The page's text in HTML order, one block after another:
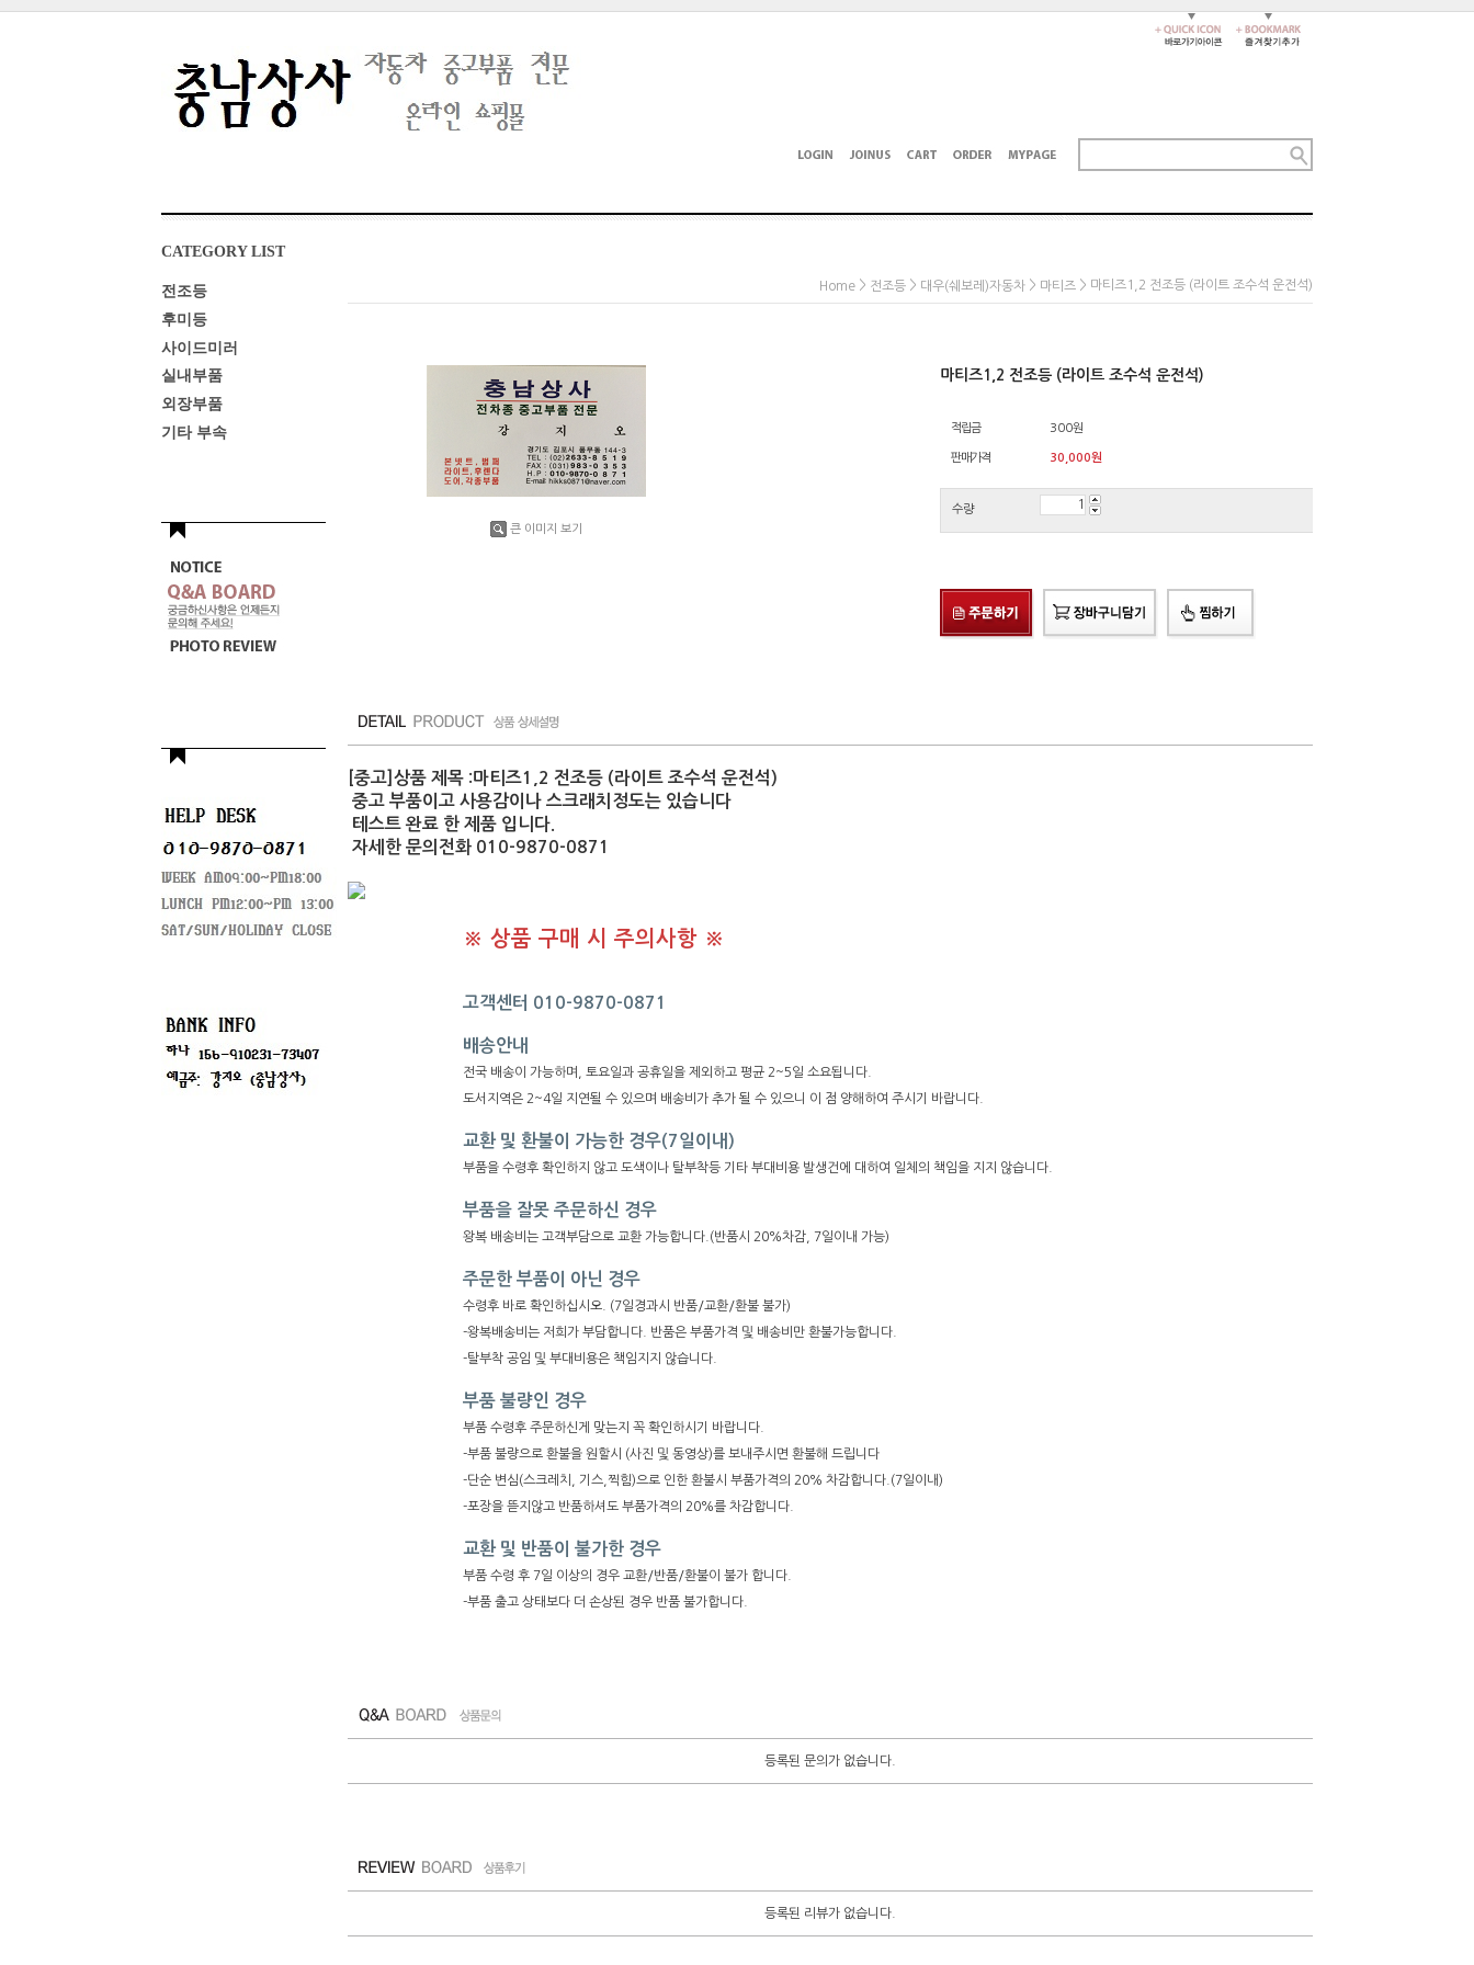
CATEGORY LIST
전조등
후미등
사이드미러
실내부품
외장부품
기타 부속
Home > 전조등 > 대우(쉐보레)자동차 > 마티즈 > 마티즈1,2 전조등 (라이트 조수석 운전석)
큰 이미지 보기
마티즈1,2 전조등 (라이트 조수석 운전석)
적립금 300원
판매가격 30,000원
수량
[중고]상품 제목 :마티즈1,2 전조등 (라이트 조수석 운전석)
중고 부품이고 사용감이나 스크래치정도는 있습니다
테스트 완료 한 제품 입니다.
자세한 문의전화 010-9870-0871
※ 상품 구매 시 주의사항 ※
고객센터 010-9870-0871
배송안내
전국 배송이 가능하며, 토요일과 공휴일을 제외하고 평균 2~5일 소요됩니다.
도서지역은 2~4일 지연될 수 있으며 배송비가 추가 될 수 있으니 이 점 양해하여 주시기 바랍니다.
교환 및 환불이 가능한 경우(7일이내)
부품을 수령후 확인하지 않고 도색이나 탈부착등 기타 부대비용 발생건에 대하여 일체의 책임을 지지 않습니다.
부품을 잘못 주문하신 경우
왕복 배송비는 고객부담으로 교환 가능합니다.(반품시 20%차감, 7일이내 가능)
주문한 부품이 아닌 경우
수령후 바로 확인하십시오. (7일경과시 반품/교환/환불 불가)
-왕복배송비는 저희가 부담합니다. 반품은 부품가격 및 배송비만 환불가능합니다.
-탈부착 공임 및 부대비용은 책임지지 않습니다.
부품 불량인 경우
부품 수령후 주문하신게 맞는지 꼭 확인하시기 바랍니다.
-부품 불량으로 환불을 원할시 (사진 및 동영상)를 보내주시면 환불해 드립니다
-단순 변심(스크레치, 기스,찍힘)으로 인한 환불시 부품가격의 20% 차감합니다.(7일이내)
-포장을 뜯지않고 반품하셔도 부품가격의 20%를 차감합니다.
교환 및 반품이 불가한 경우
부품 수령 후 7일 이상의 경우 교환/반품/환불이 불가 합니다.
-부품 출고 상태보다 더 손상된 경우 반품 불가합니다.
등록된 문의가 없습니다.
등록된 리뷰가 없습니다.